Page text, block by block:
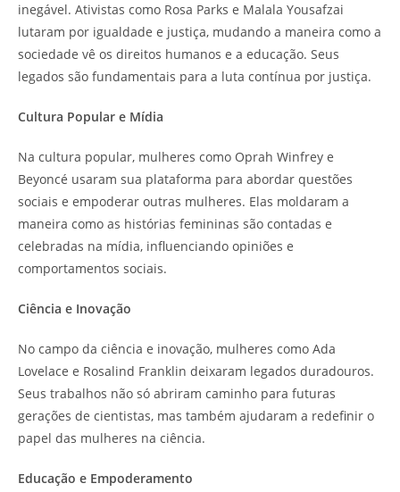
inegável. Ativistas como Rosa Parks e Malala Yousafzai
lutaram por igualdade e justiça, mudando a maneira como a
sociedade vê os direitos humanos e a educação. Seus
legados são fundamentais para a luta contínua por justiça.
Cultura Popular e Mídia
Na cultura popular, mulheres como Oprah Winfrey e
Beyoncé usaram sua plataforma para abordar questões
sociais e empoderar outras mulheres. Elas moldaram a
maneira como as histórias femininas são contadas e
celebradas na mídia, influenciando opiniões e
comportamentos sociais.
Ciência e Inovação
No campo da ciência e inovação, mulheres como Ada
Lovelace e Rosalind Franklin deixaram legados duradouros.
Seus trabalhos não só abriram caminho para futuras
gerações de cientistas, mas também ajudaram a redefinir o
papel das mulheres na ciência.
Educação e Empoderamento